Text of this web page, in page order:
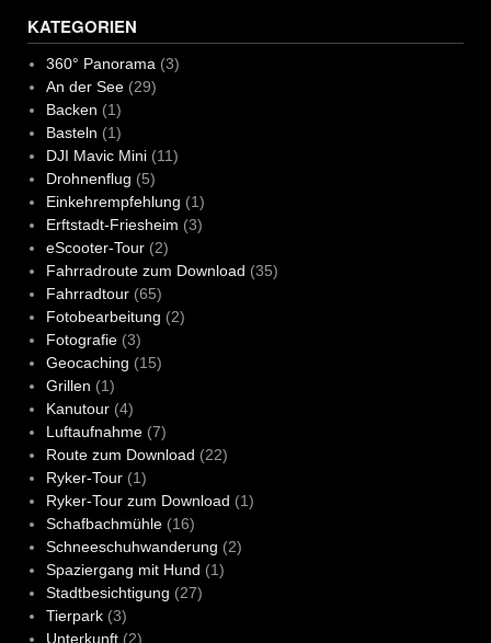
KATEGORIEN
360° Panorama(3)
An der See(29)
Backen (1)
Basteln (1)
DJI Mavic Mini(11)
Drohnenflug (5)
Einkehrempfehlung (1)
Erftstadt-Friesheim (3)
eScooter-Tour(2)
Fahrradroute zum Download (35)
Fahrradtour(65)
Fotobearbeitung (2)
Fotografie(3)
Geocaching (15)
Grillen (1)
Kanutour(4)
Luftaufnahme(7)
Route zum Download (22)
Ryker-Tour(1)
Ryker-Tour zum Download (1)
Schafbachmühle(16)
Schneeschuhwanderung (2)
Spaziergang mit Hund (1)
Stadtbesichtigung (27)
Tierpark(3)
Unterkunft(2)